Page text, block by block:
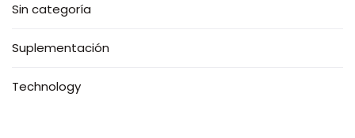
Sin categoría
Suplementación
Technology